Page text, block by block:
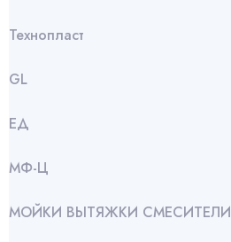
Технопласт
GL
ЕД
МФ-Ц
МОЙКИ ВЫТЯЖКИ СМЕСИТЕЛИ